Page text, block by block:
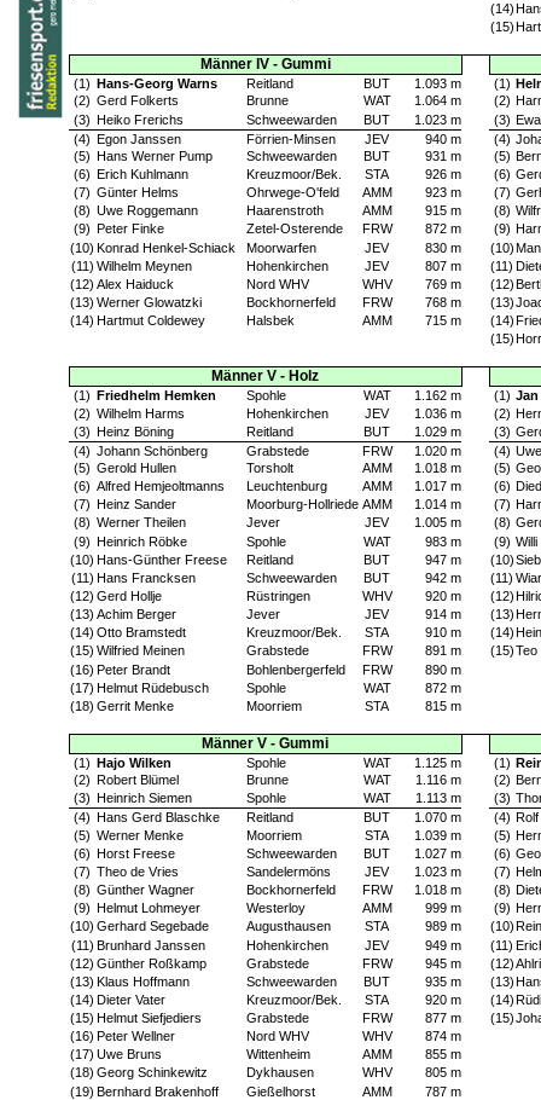
(14)
(15)
Männer IV - Gummi
(1) Hans-Georg Warns Reitland BUT 1.093 m (1)
(2) Gerd Folkerts Brunne WAT 1.064 m (2)
(3) Heiko Frerichs Schweewarden BUT 1.023 m (3)
(4) Egon Janssen Förrien-Minsen JEV 940 m (4)
(5) Hans Werner Pump Schweewarden BUT 931 m (5)
(6) Erich Kuhlmann Kreuzmoor/Bek. STA 926 m (6)
(7) Günter Helms Ohrwege-O'feld AMM 923 m (7)
(8) Uwe Roggemann Haarenstroth AMM 915 m (8)
(9) Peter Finke Zetel-Osterende FRW 872 m (9)
(10) Konrad Henkel-Schiack Moorwarfen JEV 830 m (10)
(11) Wilhelm Meynen Hohenkirchen JEV 807 m (11)
(12) Alex Haiduck Nord WHV WHV 769 m (12)
(13) Werner Glowatzki Bockhornerfeld FRW 768 m (13)
(14) Hartmut Coldewey Halsbek AMM 715 m (14)
(15)
Männer V - Holz
(1) Friedhelm Hemken Spohle WAT 1.162 m (1) Jan
(2) Wilhelm Harms Hohenkirchen JEV 1.036 m (2)
(3) Heinz Böning Reitland BUT 1.029 m (3)
(4) Johann Schönberg Grabstede FRW 1.020 m (4)
(5) Gerold Hullen Torsholt AMM 1.018 m (5)
(6) Alfred Hemjeoltmanns Leuchtenburg AMM 1.017 m (6)
(7) Heinz Sander Moorburg-Hollriede AMM 1.014 m (7)
(8) Werner Theilen Jever JEV 1.005 m (8)
(9) Heinrich Röbke Spohle WAT 983 m (9)
(10) Hans-Günther Freese Reitland BUT 947 m (10)
(11) Hans Francksen Schweewarden BUT 942 m (11)
(12) Gerd Hollje Rüstringen WHV 920 m (12)
(13) Achim Berger Jever JEV 914 m (13)
(14) Otto Bramstedt Kreuzmoor/Bek. STA 910 m (14)
(15) Wilfried Meinen Grabstede FRW 891 m (15)Teo
(16) Peter Brandt Bohlenbergerfeld FRW
890 m
(17) Helmut Rüdebusch Spohle WAT
872 m
(18) Gerrit Menke Moorriem STA 815 m
Männer V - Gummi
(1) Hajo Wilken Spohle WAT 1.125 m (1)
(2) Robert Blümel Brunne WAT 1.116 m (2)
(3) Heinrich Siemen Spohle WAT 1.113 m (3)
(4) Hans Gerd Blaschke Reitland BUT 1.070 m (4)
(5) Werner Menke Moorriem STA 1.039 m (5)
(6) Horst Freese Schweewarden BUT 1.027 m (6)
(7) Theo de Vries Sandelermöns JEV 1.023 m (7)
(8) Günther Wagner Bockhornerfeld FRW 1.018 m (8)
(9) Helmut Lohmeyer Westerloy AMM 999 m (9)
(10) Gerhard Segebade Augusthausen STA 989 m (10)
(11) Brunhard Janssen Hohenkirchen JEV 949 m (11)
(12) Günther Roßkamp Grabstede FRW 945 m (12)
(13) Klaus Hoffmann Schweewarden BUT 935 m (13)
(14) Dieter Vater Kreuzmoor/Bek. STA 920 m (14)
(15) Helmut Siefjediers Grabstede FRW 877 m (15)
(16) Peter Wellner Nord WHV WHV
874 m
(17) Uwe Bruns Wittenheim AMM
855 m
(18) Georg Schinkewitz Dykhausen WHV
805 m
(19) Bernhard Brakenhoff Gießelhorst AMM 787 m